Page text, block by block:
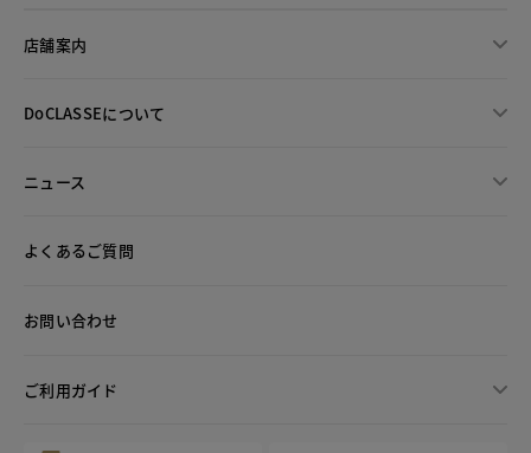
店舗案内
DoCLASSEについて
ニュース
よくあるご質問
お問い合わせ
ご利用ガイド